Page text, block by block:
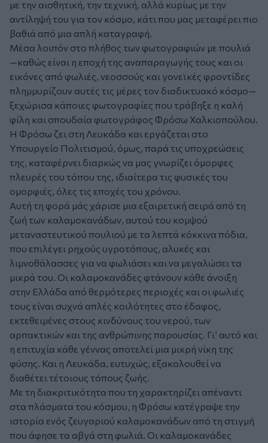
με την αισθητική, την τεχνική, αλλά κυρίως με την
αντίληψή του για τον κόσμο, κάτι που μας μεταφέρει πιο
βαθιά από μια απλή καταγραφή.
Μέσα λοιπόν στο πλήθος των φωτογραφιών με πουλιά
—καθώς είναι η εποχή της αναπαραγωγής τους και οι
εικόνες από φωλιές, νεοσσούς και γονεϊκές φροντίδες
πλημμυρίζουν αυτές τις μέρες τον διαδικτυακό κόσμο—
ξεχώρισα κάποιες φωτογραφίες που τράβηξε η καλή
φίλη και σπουδαία φωτογράφος Φρόσω Χαλκιοπούλου.
Η Φρόσω ζει στη Λευκάδα και εργάζεται στο
Υπουργείο Πολιτισμού, όμως, παρά τις υποχρεώσεις
της, καταφέρνει διαρκώς να μας γνωρίζει όμορφες
πλευρές του τόπου της, ιδιαίτερα τις φυσικές του
ομορφιές, όλες τις εποχές του χρόνου.
Αυτή τη φορά μάς χάρισε μια εξαιρετική σειρά από τη
ζωή των καλαμοκανάδων, αυτού του κομψού
μεταναστευτικού πουλιού με τα λεπτά κόκκινα πόδια,
που επιλέγει ρηχούς υγροτόπους, αλυκές και
λιμνοθάλασσες για να φωλιάσει και να μεγαλώσει τα
μικρά του. Οι καλαμοκανάδες φτάνουν κάθε άνοιξη
στην Ελλάδα από θερμότερες περιοχές και οι φωλιές
τους είναι συχνά απλές κοιλότητες στο έδαφος,
εκτεθειμένες στους κινδύνους του νερού, των
αρπακτικών και της ανθρώπινης παρουσίας. Γι’ αυτό και
η επιτυχία κάθε γέννας αποτελεί μια μικρή νίκη της
φύσης. Και η Λευκάδα, ευτυχώς, εξακολουθεί να
διαθέτει τέτοιους τόπους ζωής.
Με τη διακριτικότητα που τη χαρακτηρίζει απέναντι
στα πλάσματα του κόσμου, η Φρόσω κατέγραψε την
ιστορία ενός ζευγαριού καλαμοκανάδων από τη στιγμή
που άφησε τα αβγά στη φωλιά. Οι καλαμοκανάδες